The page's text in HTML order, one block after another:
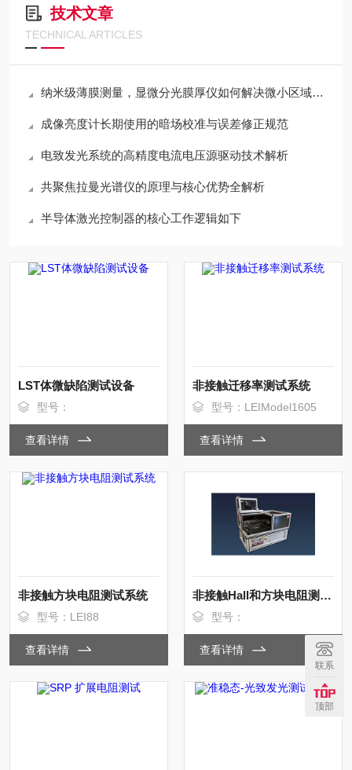
技术文章
TECHNICAL ARTICLES
纳米级薄膜测量，显微分光膜厚仪如何解决微小区域测厚难题
成像亮度计长期使用的暗场校准与误差修正规范
电致发光系统的高精度电流电压源驱动技术解析
共聚焦拉曼光谱仪的原理与核心优势全解析
半导体激光控制器的核心工作逻辑如下
LST体微缺陷测试设备
型号：
查看详情
非接触迁移率测试系统
型号：LEIModel1605
查看详情
非接触方块电阻测试系统
型号：LEI88
查看详情
非接触Hall和方块电阻测试系统
型号：
查看详情
联系
顶部